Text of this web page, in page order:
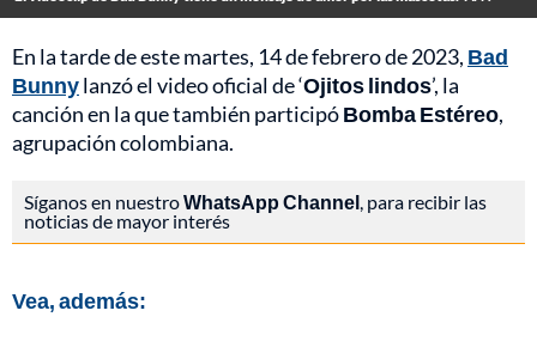
En la tarde de este martes, 14 de febrero de 2023, Bad
Bunnylanzó el video oficial de ‘Ojitos lindos’, la
canción en la que también participóBomba Estéreo,
agrupación colombiana.
Síganos en nuestroWhatsApp Channel, para recibir las
noticias de mayor interés
Vea, además: